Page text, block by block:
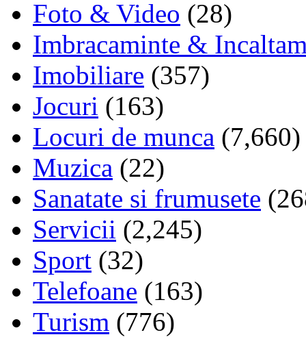
Foto & Video (28)
Imbracaminte &
Imobiliare (357)
Jocuri (163)
Locuri de munca (7,660)
Muzica (22)
Sanatate si frumusete
Servicii (2,245)
Sport (32)
Telefoane (163)
Turism (776)